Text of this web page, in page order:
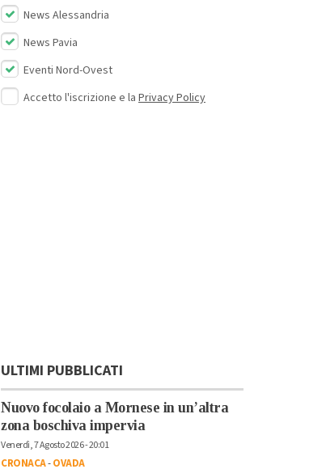
News Alessandria
News Pavia
Eventi Nord-Ovest
Accetto l'iscrizione e la Privacy Policy
ULTIMI PUBBLICATI
Nuovo focolaio a Mornese in un’altra
zona boschiva impervia
Venerdì, 7 Agosto 2026 - 20:01
CRONACA-OVADA